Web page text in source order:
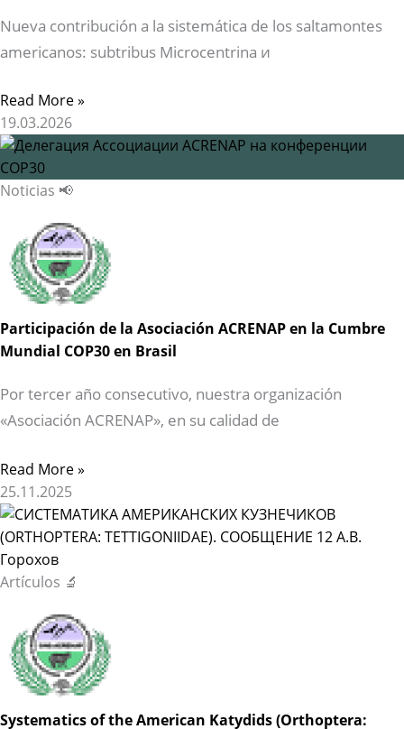
Nueva contribución a la sistemática de los saltamontes
americanos: subtribus Microcentrina и
Read More »
19.03.2026
Noticias 📢
Participación de la Asociación ACRENAP en la Cumbre
Mundial COP30 en Brasil
Por tercer año consecutivo, nuestra organización
«Asociación ACRENAP», en su calidad de
Read More »
25.11.2025
Artículos 🔬
Systematics of the American Katydids (Orthoptera: